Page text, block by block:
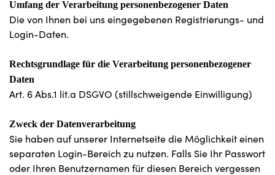
Umfang der Verarbeitung personenbezogener Daten
Die von Ihnen bei uns eingegebenen Registrierungs- und
Login-Daten.
Rechtsgrundlage für die Verarbeitung personenbezogener
Daten
Art. 6 Abs.1 lit.a DSGVO (stillschweigende Einwilligung)
Zweck der Datenverarbeitung
Sie haben auf unserer Internetseite die Möglichkeit einen
separaten Login-Bereich zu nutzen. Falls Sie Ihr Passwort
oder Ihren Benutzernamen für diesen Bereich vergessen